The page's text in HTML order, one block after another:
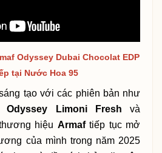
Odyssey Dubai Chocolat EDP
tại Nước Hoa 95
tạo với các phiên bản như
Odyssey Limoni Fresh và
hiệu Armaftiếp tục mở
của mình trong năm 2025